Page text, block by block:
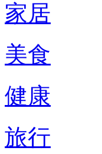
家居
美食
健康
旅行